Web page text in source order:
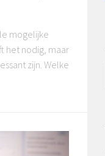
mogelijke
het nodig, maar
zijn. Welke